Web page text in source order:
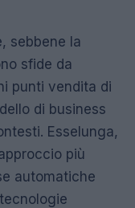
sebbene la
sfide da
punti vendita di
di business
Esselunga,
più
automatiche